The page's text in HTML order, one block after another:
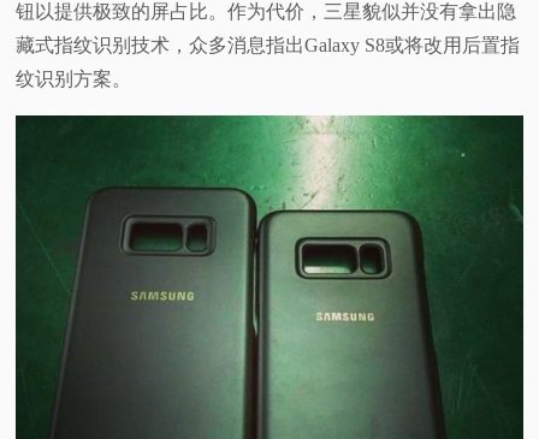
快
钮以提供极致的屏占比。作为代价，三星貌似并没有拿出隐
藏式指纹识别技术，众多消息指出Galaxy S8或将改用后置指
纹识别方案。